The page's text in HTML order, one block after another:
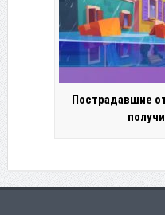
Пострадавшие